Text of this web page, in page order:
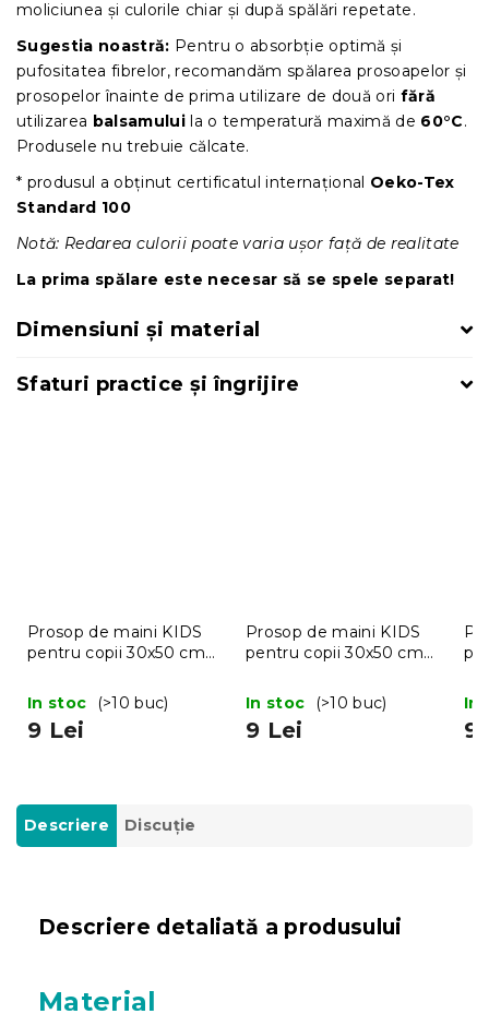
moliciunea și culorile chiar și după spălări repetate.
Sugestia noastră: Pentru o absorbție optimă și
pufositatea fibrelor, recomandăm spălarea prosoapelor și
prosopelor înainte de prima utilizare de două ori fără
utilizarea balsamului la o temperatură maximă de 60°C.
Produsele nu trebuie călcate.
* produsul a obținut certificatul internațional Oeko-Tex
Standard 100
Notă: Redarea culorii poate varia ușor față de realitate
La prima spălare este necesar să se spele separat!
Dimensiuni și material
Sfaturi practice și îngrijire
Prosop de maini KIDS
pentru copii 30x50 cm
In stoc
(>10 buc)
9 Lei
Prosop de maini KIDS
pentru copii 30x50 cm
In stoc
(>10 buc)
9 Lei
In
9
Descriere Discuţie
Descriere detaliată a produsului
Material